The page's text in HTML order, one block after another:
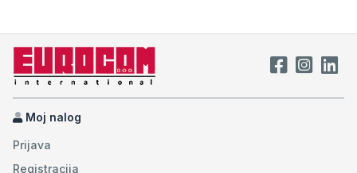
Moj nalog
Prijava
Registracija